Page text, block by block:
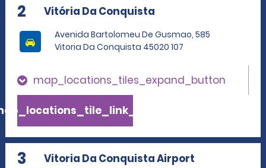
2 Vitória Da Conquista
Avenida Bartolomeu De Gusmao, 585
Vitoria Da Conquista 45020 107
map_locations_tiles_expand_button
3 Vitoria Da Conquista Airport